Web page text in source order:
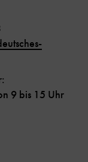
9 bis 15 Uhr